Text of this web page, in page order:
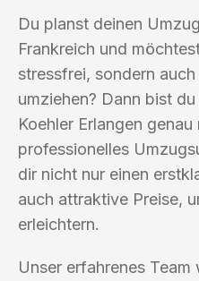
Du planst deinen
Frankreich und
stressfrei, sondern
umziehen? Dann bist
Koehler Erlangen
professionelles
dir nicht nur einen
auch attraktive Preise,
erleichtern.
Unser erfahrenes